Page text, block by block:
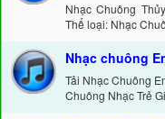
Nhạc Chuông
Thể loại: Nhạc
Nhạc chuông
Tải Nhạc Chuông
Chuông Nhạc Trẻ